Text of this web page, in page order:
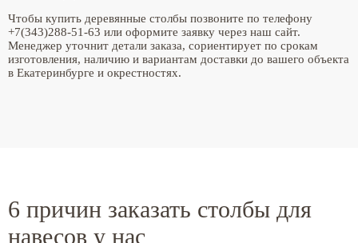
Чтобы купить деревянные столбы позвоните по телефону
+7(343)288-51-63 или оформите заявку через наш сайт.
Менеджер уточнит детали заказа, сориентирует по срокам
изготовления, наличию и вариантам доставки до вашего объекта
в Екатеринбурге и окрестностях.
6 причин заказать столбы для
навесов у нас